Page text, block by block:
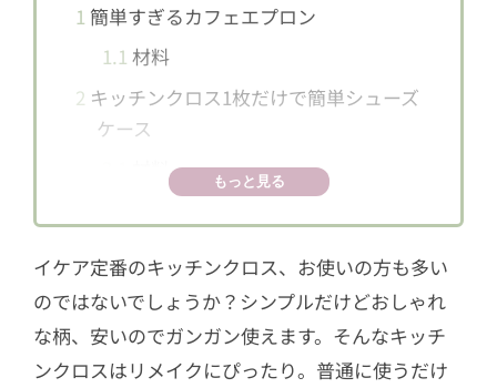
1 簡単すぎるカフェエプロン
1.1 材料
2 キッチンクロス1枚だけで簡単シューズ
ケース
もっと見る
イケア定番のキッチンクロス、お使いの方も多い
のではないでしょうか？シンプルだけどおしゃれ
な柄、安いのでガンガン使えます。そんなキッチ
ンクロスはリメイクにぴったり。普通に使うだけ